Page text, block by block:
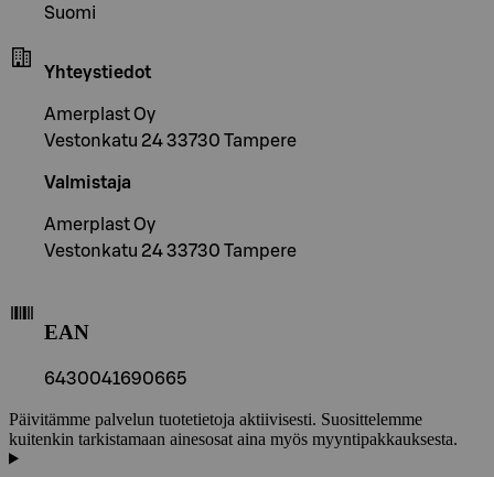
Suomi
Yhteystiedot
Amerplast Oy
Vestonkatu 24 33730 Tampere
Valmistaja
Amerplast Oy
Vestonkatu 24 33730 Tampere
EAN
6430041690665
Päivitämme palvelun tuotetietoja aktiivisesti. Suosittelemme
kuitenkin tarkistamaan ainesosat aina myös myyntipakkauksesta.